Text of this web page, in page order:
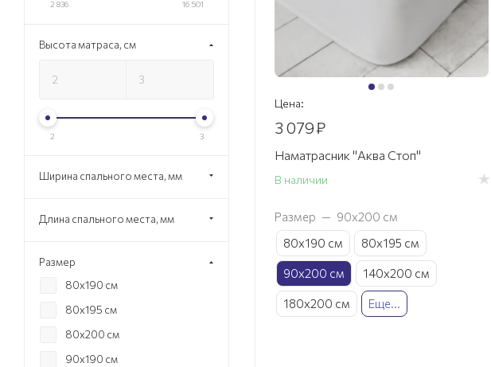
Цена:
3 079₽
Наматрасник "Аква Стоп"
В наличии
Размер — 90х200 см
80х190 см
80х195 см
90х200 см 140х200 см
180х200 см Еще...
2 836 16 501
Высота матраса, см
2 3
Ширина спального места, мм
Длина спального места, мм
Размер
80х190 см
80х195 см
80х200 см
90х190 см